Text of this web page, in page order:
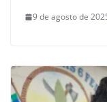
9 de agosto de